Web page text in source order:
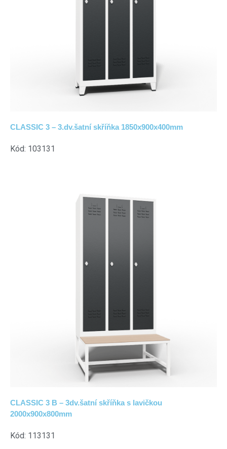
CLASSIC 3 – 3.dv.šatní skříňka 1850x900x400mm
Kód: 103131
CLASSIC 3 B – 3dv.šatní skříňka s lavičkou
2000x900x800mm
Kód: 113131